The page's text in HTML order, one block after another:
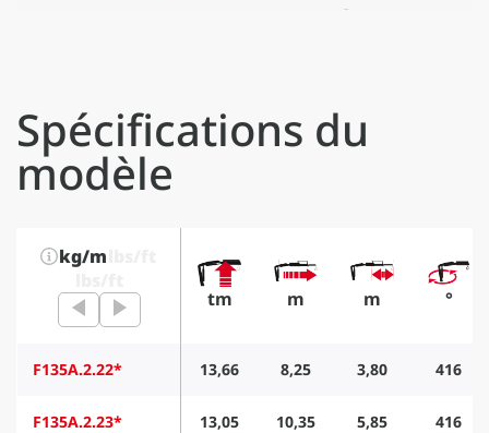
Spécifications du
modèle
kg/m
tm m m °
F135A.2.22* 13,66 8,25 3,80 416
F135A.2.23* 13,05 10,35 5,85 416